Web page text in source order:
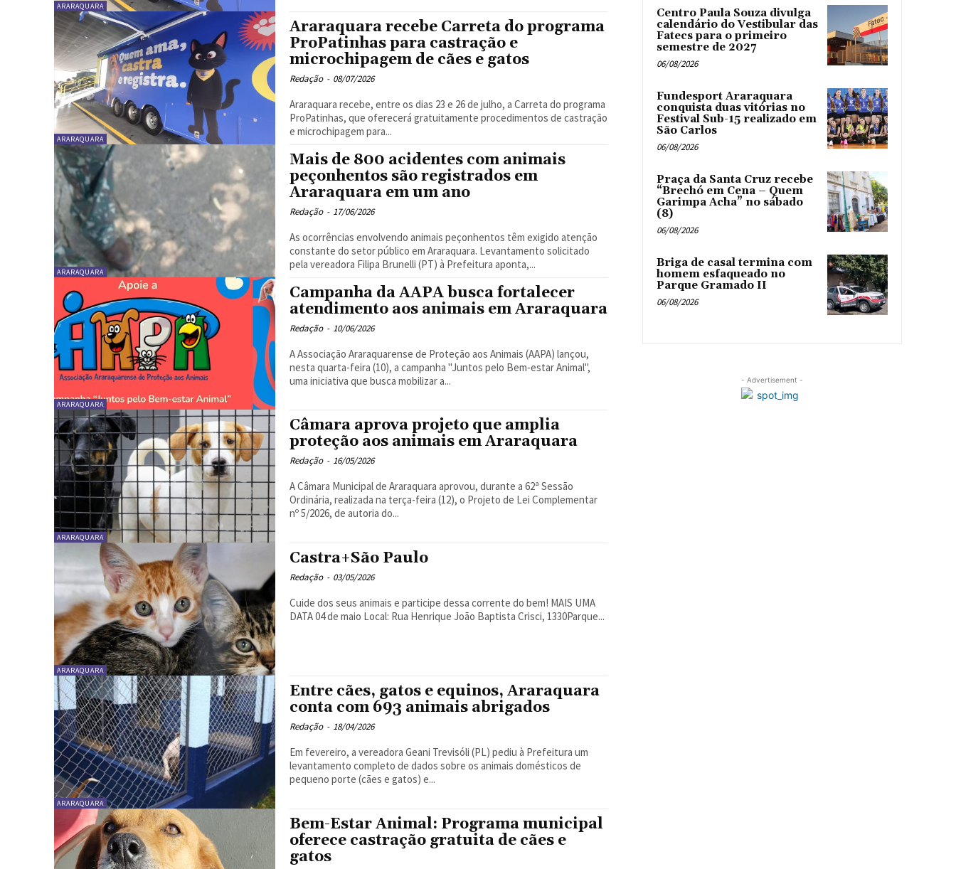
ARARAQUARA
ARARAQUARA
Araraquara recebe Carreta do programa
ProPatinhas para castração e
microchipagem de cães e gatos
Redação - 08/07/2026
Araraquara recebe, entre os dias 23 e 26 de julho, a Carreta do programa
ProPatinhas, que oferecerá gratuitamente procedimentos de castração
e microchipagem para...
ARARAQUARA
Mais de 800 acidentes com animais
peçonhentos são registrados em
Araraquara em um ano
Redação - 17/06/2026
As ocorrências envolvendo animais peçonhentos têm exigido atenção
constante do setor público em Araraquara. Levantamento solicitado
pela vereadora Filipa Brunelli (PT) à Prefeitura aponta,...
ARARAQUARA
Campanha da AAPA busca fortalecer
atendimento aos animais em Araraquara
Redação - 10/06/2026
A Associação Araraquarense de Proteção aos Animais (AAPA) lançou,
nesta quarta-feira (10), a campanha "Juntos pelo Bem-estar Animal",
uma iniciativa que busca mobilizar a...
ARARAQUARA
Câmara aprova projeto que amplia
proteção aos animais em Araraquara
Redação - 16/05/2026
A Câmara Municipal de Araraquara aprovou, durante a 62ª Sessão
Ordinária, realizada na terça-feira (12), o Projeto de Lei Complementar
nº 5/2026, de autoria do...
ARARAQUARA
Castra+São Paulo
Redação - 03/05/2026
Cuide dos seus animais e participe dessa corrente do bem! MAIS UMA
DATA 04 de maio Local: Rua Henrique João Baptista Crisci, 1330Parque...
ARARAQUARA
Entre cães, gatos e equinos, Araraquara
conta com 693 animais abrigados
Redação - 18/04/2026
Em fevereiro, a vereadora Geani Trevisóli (PL) pediu à Prefeitura um
levantamento completo de dados sobre os animais domésticos de
pequeno porte (cães e gatos) e...
Bem-Estar Animal: Programa municipal
oferece castração gratuita de cães e
gatos
Centro Paula Souza divulga
calendário do Vestibular das
Fatecs para o primeiro
semestre de 2027
06/08/2026
Fundesport Araraquara
conquista duas vitórias no
Festival Sub-15 realizado em
São Carlos
06/08/2026
Praça da Santa Cruz recebe
“Brechó em Cena – Quem
Garimpa Acha” no sábado
(8)
06/08/2026
Briga de casal termina com
homem esfaqueado no
Parque Gramado II
06/08/2026
- Advertisement -